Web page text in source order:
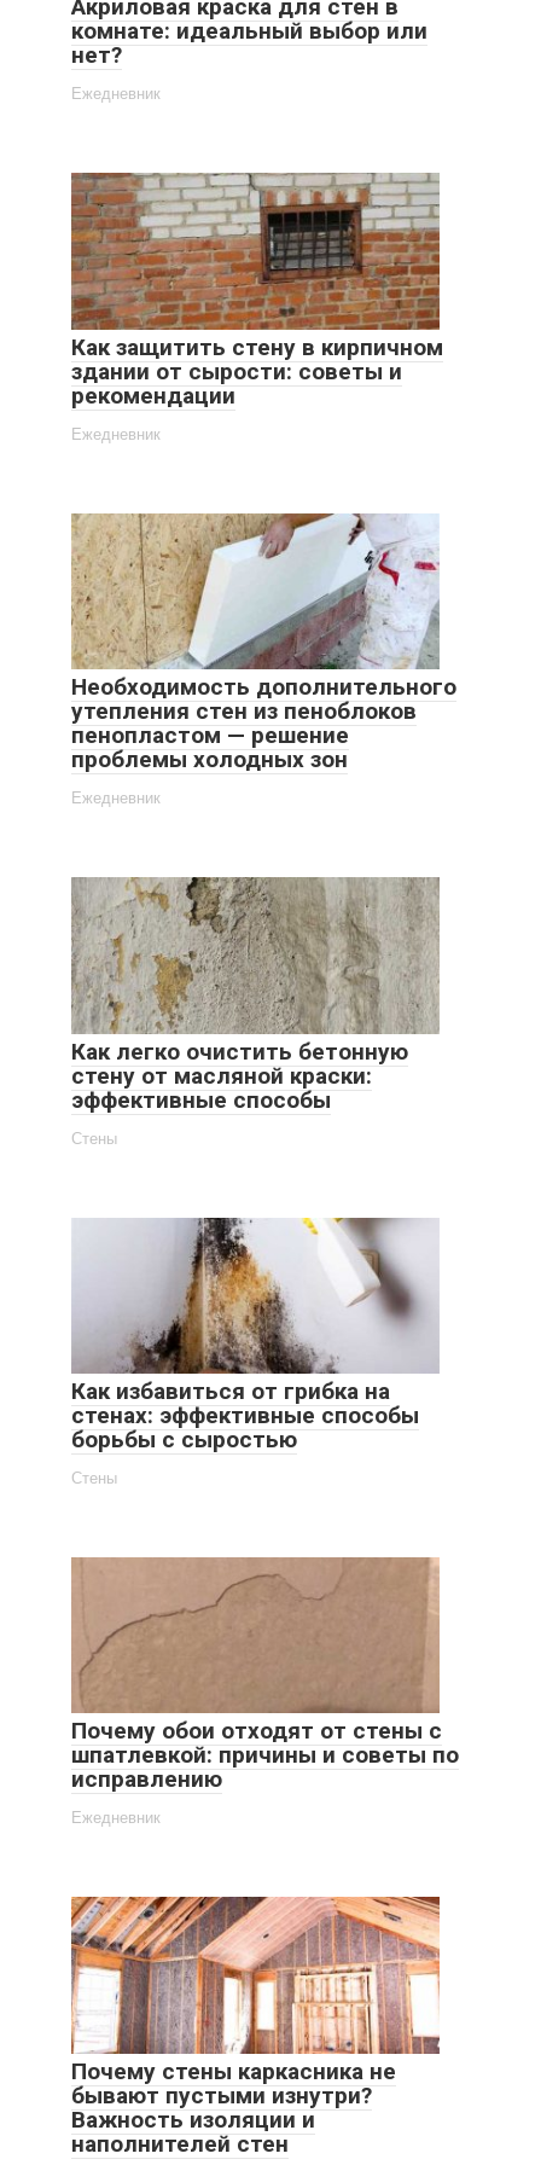
Акриловая краска для стен в
комнате: идеальный выбор или
нет?
Ежедневник
Как защитить стену в кирпичном
здании от сырости: советы и
рекомендации
Ежедневник
Необходимость дополнительного
утепления стен из пеноблоков
пенопластом — решение
проблемы холодных зон
Ежедневник
Как легко очистить бетонную
стену от масляной краски:
эффективные способы
Стены
Как избавиться от грибка на
стенах: эффективные способы
борьбы с сыростью
Стены
Почему обои отходят от стены с
шпатлевкой: причины и советы по
исправлению
Ежедневник
Почему стены каркасника не
бывают пустыми изнутри?
Важность изоляции и
наполнителей стен